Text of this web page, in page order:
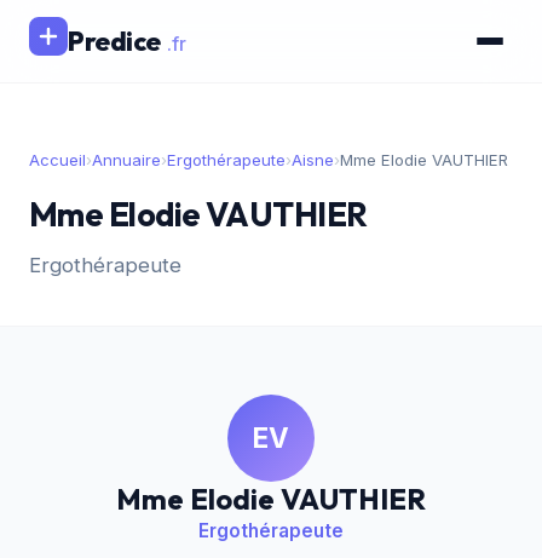
Predice .fr
Accueil›Annuaire›Ergothérapeute›Aisne›Mme Elodie VAUTHIER
Mme Elodie VAUTHIER
Ergothérapeute
EV
Mme Elodie VAUTHIER
Ergothérapeute